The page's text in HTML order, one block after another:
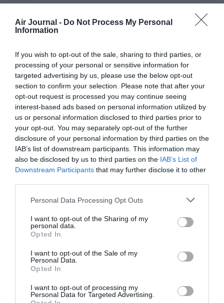
Air Journal - Do Not Process My Personal
Information
If you wish to opt-out of the sale, sharing to third parties, or
processing of your personal or sensitive information for
targeted advertising by us, please use the below opt-out
section to confirm your selection. Please note that after your
opt-out request is processed you may continue seeing
interest-based ads based on personal information utilized by
us or personal information disclosed to third parties prior to
your opt-out. You may separately opt-out of the further
disclosure of your personal information by third parties on the
IAB’s list of downstream participants. This information may
also be disclosed by us to third parties on the IAB’s List of
Downstream Participants that may further disclose it to other
Personal Data Processing Opt Outs
I want to opt-out of the Sharing of my
personal data.
Opted In
I want to opt-out of the Sale of my
Personal Data.
Opted In
I want to opt-out of processing my
Personal Data for Targeted Advertising.
18 h 53 min
9W n’est pas la compagnie nationale indienne il me
indiens (ou autre ?!) qui vendent leurs parts. Rien de
bien choquant. Regardez Virgin Atlantic, dont DL
détient 51% des parts si je ne me trompe pas.
RÉPONDRE
sergea commenté :
10 décembre 2013 - 10 h
16 min
Etihad, c’est vraiment le nouveau Qualiflyer! Mais gageons
qu’ils feront mieux que la direction zurichoise de Swissair et
sa désastreuse gestion de la fin des années 90…
RÉPONDRE
53 min
Cémencle vous avez bien raison dés lors que ça les arranges
facilement ces contrats